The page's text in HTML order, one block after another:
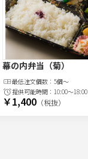
幕の内弁当（菊）
最低注文個数： 5個～
提供可能時間： 10:00～18:00
￥1,400 （税抜）